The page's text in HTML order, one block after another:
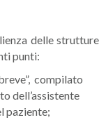
delle strutture
punti:
compilato
dell’assistente
paziente;